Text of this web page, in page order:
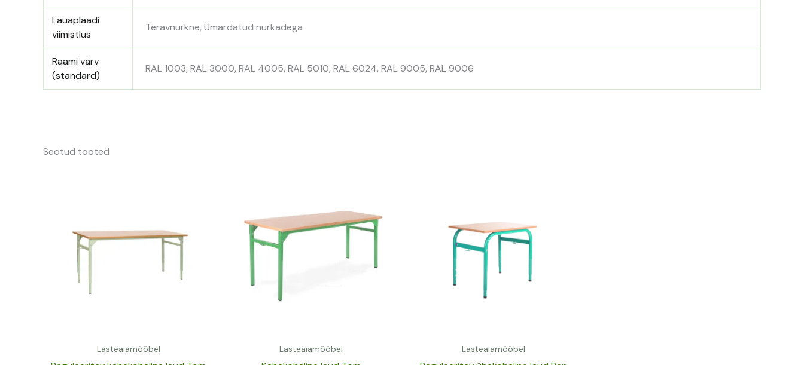
Lauaplaadi
viimistlus
Teravnurkne, Ümardatud nurkadega
Raami värv
(standard)
RAL 1003, RAL 3000, RAL 4005, RAL 5010, RAL 6024, RAL 9005, RAL 9006
Seotud tooted
Lasteaiamööbel Lasteaiamööbel Lasteaiamööbel